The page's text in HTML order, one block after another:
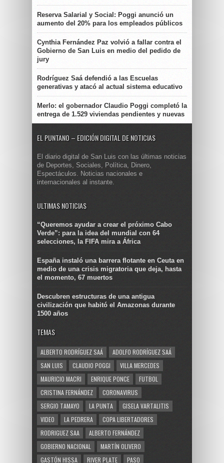
Reserva Salarial y Social: Poggi anunció un
aumento del 20% para los empleados públicos
Cynthia Fernández Paz volvió a fallar contra el
Gobierno de San Luis en medio del pedido de
jury
Rodríguez Saá defendió a las Escuelas
generativas y atacó al actual sistema educativo
Merlo: el gobernador Claudio Poggi completó la
entrega de 1.529 viviendas pendientes y nuevas
EL PUNTANO – EDICIÓN DIGITAL DE NOTICIAS
El diario digital de San Luis con las últimas noticias
de Deportes, Sociales, Política, Dinero,
Espectáculos. Noticias nacionales e
internacionales al instante.
ULTIMAS NOTICIAS
“Queremos ayudar a crear el próximo Cabo
Verde”: para la idea del mundial con 64
selecciones, la FIFA mira a África
España instaló una barrera flotante en Ceuta en
medio de una crisis migratoria que deja, hasta
el momento, 67 muertos
Descubren estructuras de una antigua
civilización que habitó el Amazonas durante
1500 años
TEMAS
ALBERTO RODRÍGUEZ SAÁ
ADOLFO RODRÍGUEZ SAÁ
SAN LUIS
CLAUDIO POGGI
VILLA MERCEDES
MAURICIO MACRI
ENRIQUE PONCE
FUTBOL
CRISTINA FERNÁNDEZ
CORONAVIRUS
SERGIO TAMAYO
LA PUNTA
GISELA VARTALITIS
VIDEO
LA PEDRERA
COPA LIBERTADORES
RODRIGUEZ SAA
ALBERTO FERNÁNDEZ
GOBIERNO NACIONAL
MARTÍN OLIVERO
GASTÓN HISSA
RIVER PLATE PASO